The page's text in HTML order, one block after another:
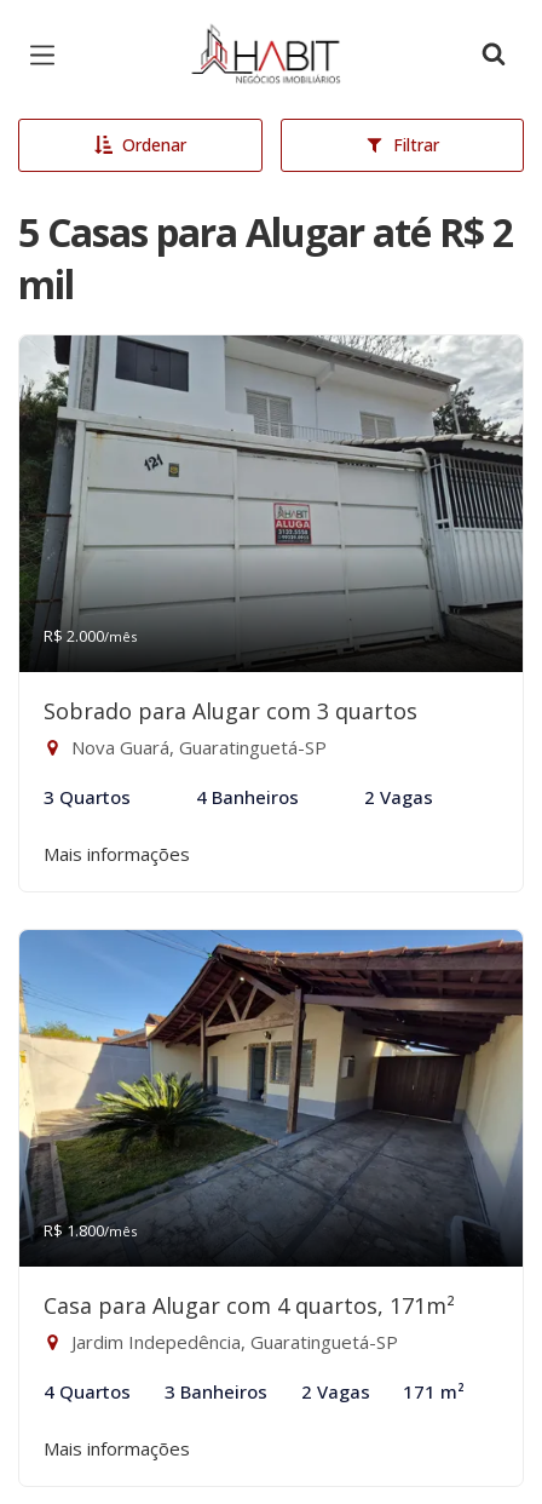
Página inicial
Ordenar Filtrar
5 Casas para Alugar até R$ 2
mil
R$ 2.000/mês
Sobrado para Alugar com 3 quartos
Nova Guará, Guaratinguetá-SP
3 Quartos 4 Banheiros 2 Vagas
Mais informações
R$ 1.800/mês
Casa para Alugar com 4 quartos, 171m²
Jardim Indepedência, Guaratinguetá-SP
4 Quartos 3 Banheiros 2 Vagas 171 m²
Mais informações